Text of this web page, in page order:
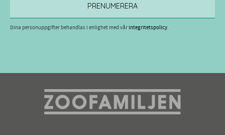
PRENUMERERA
Dina personuppgifter behandlas i enlighet med vårintegritetspolicy.